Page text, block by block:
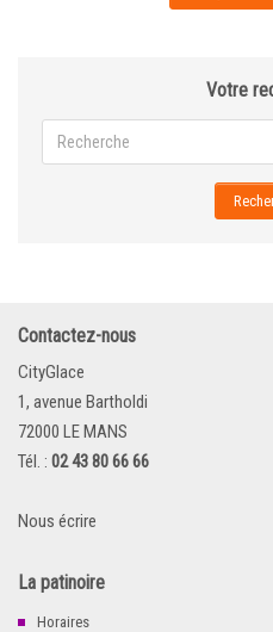
Votre
Contactez-nous
CityGlace
1, avenue Bartholdi
72000 LE MANS
Tél. : 02 43 80 66 66
Nous écrire
La patinoire
Horaires